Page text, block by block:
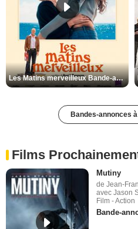
Les Matins merveilleux Bande-annonce VF
Bandes-annonces
Films
Mutiny
de Jean-
avec Jason
Film - Action
Bande-